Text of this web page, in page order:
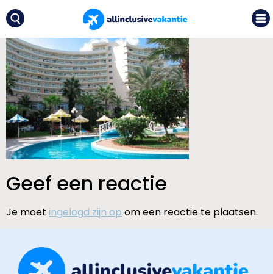
Geef een reactie
Je moet ingelogd zijn op om een reactie te plaatsen.